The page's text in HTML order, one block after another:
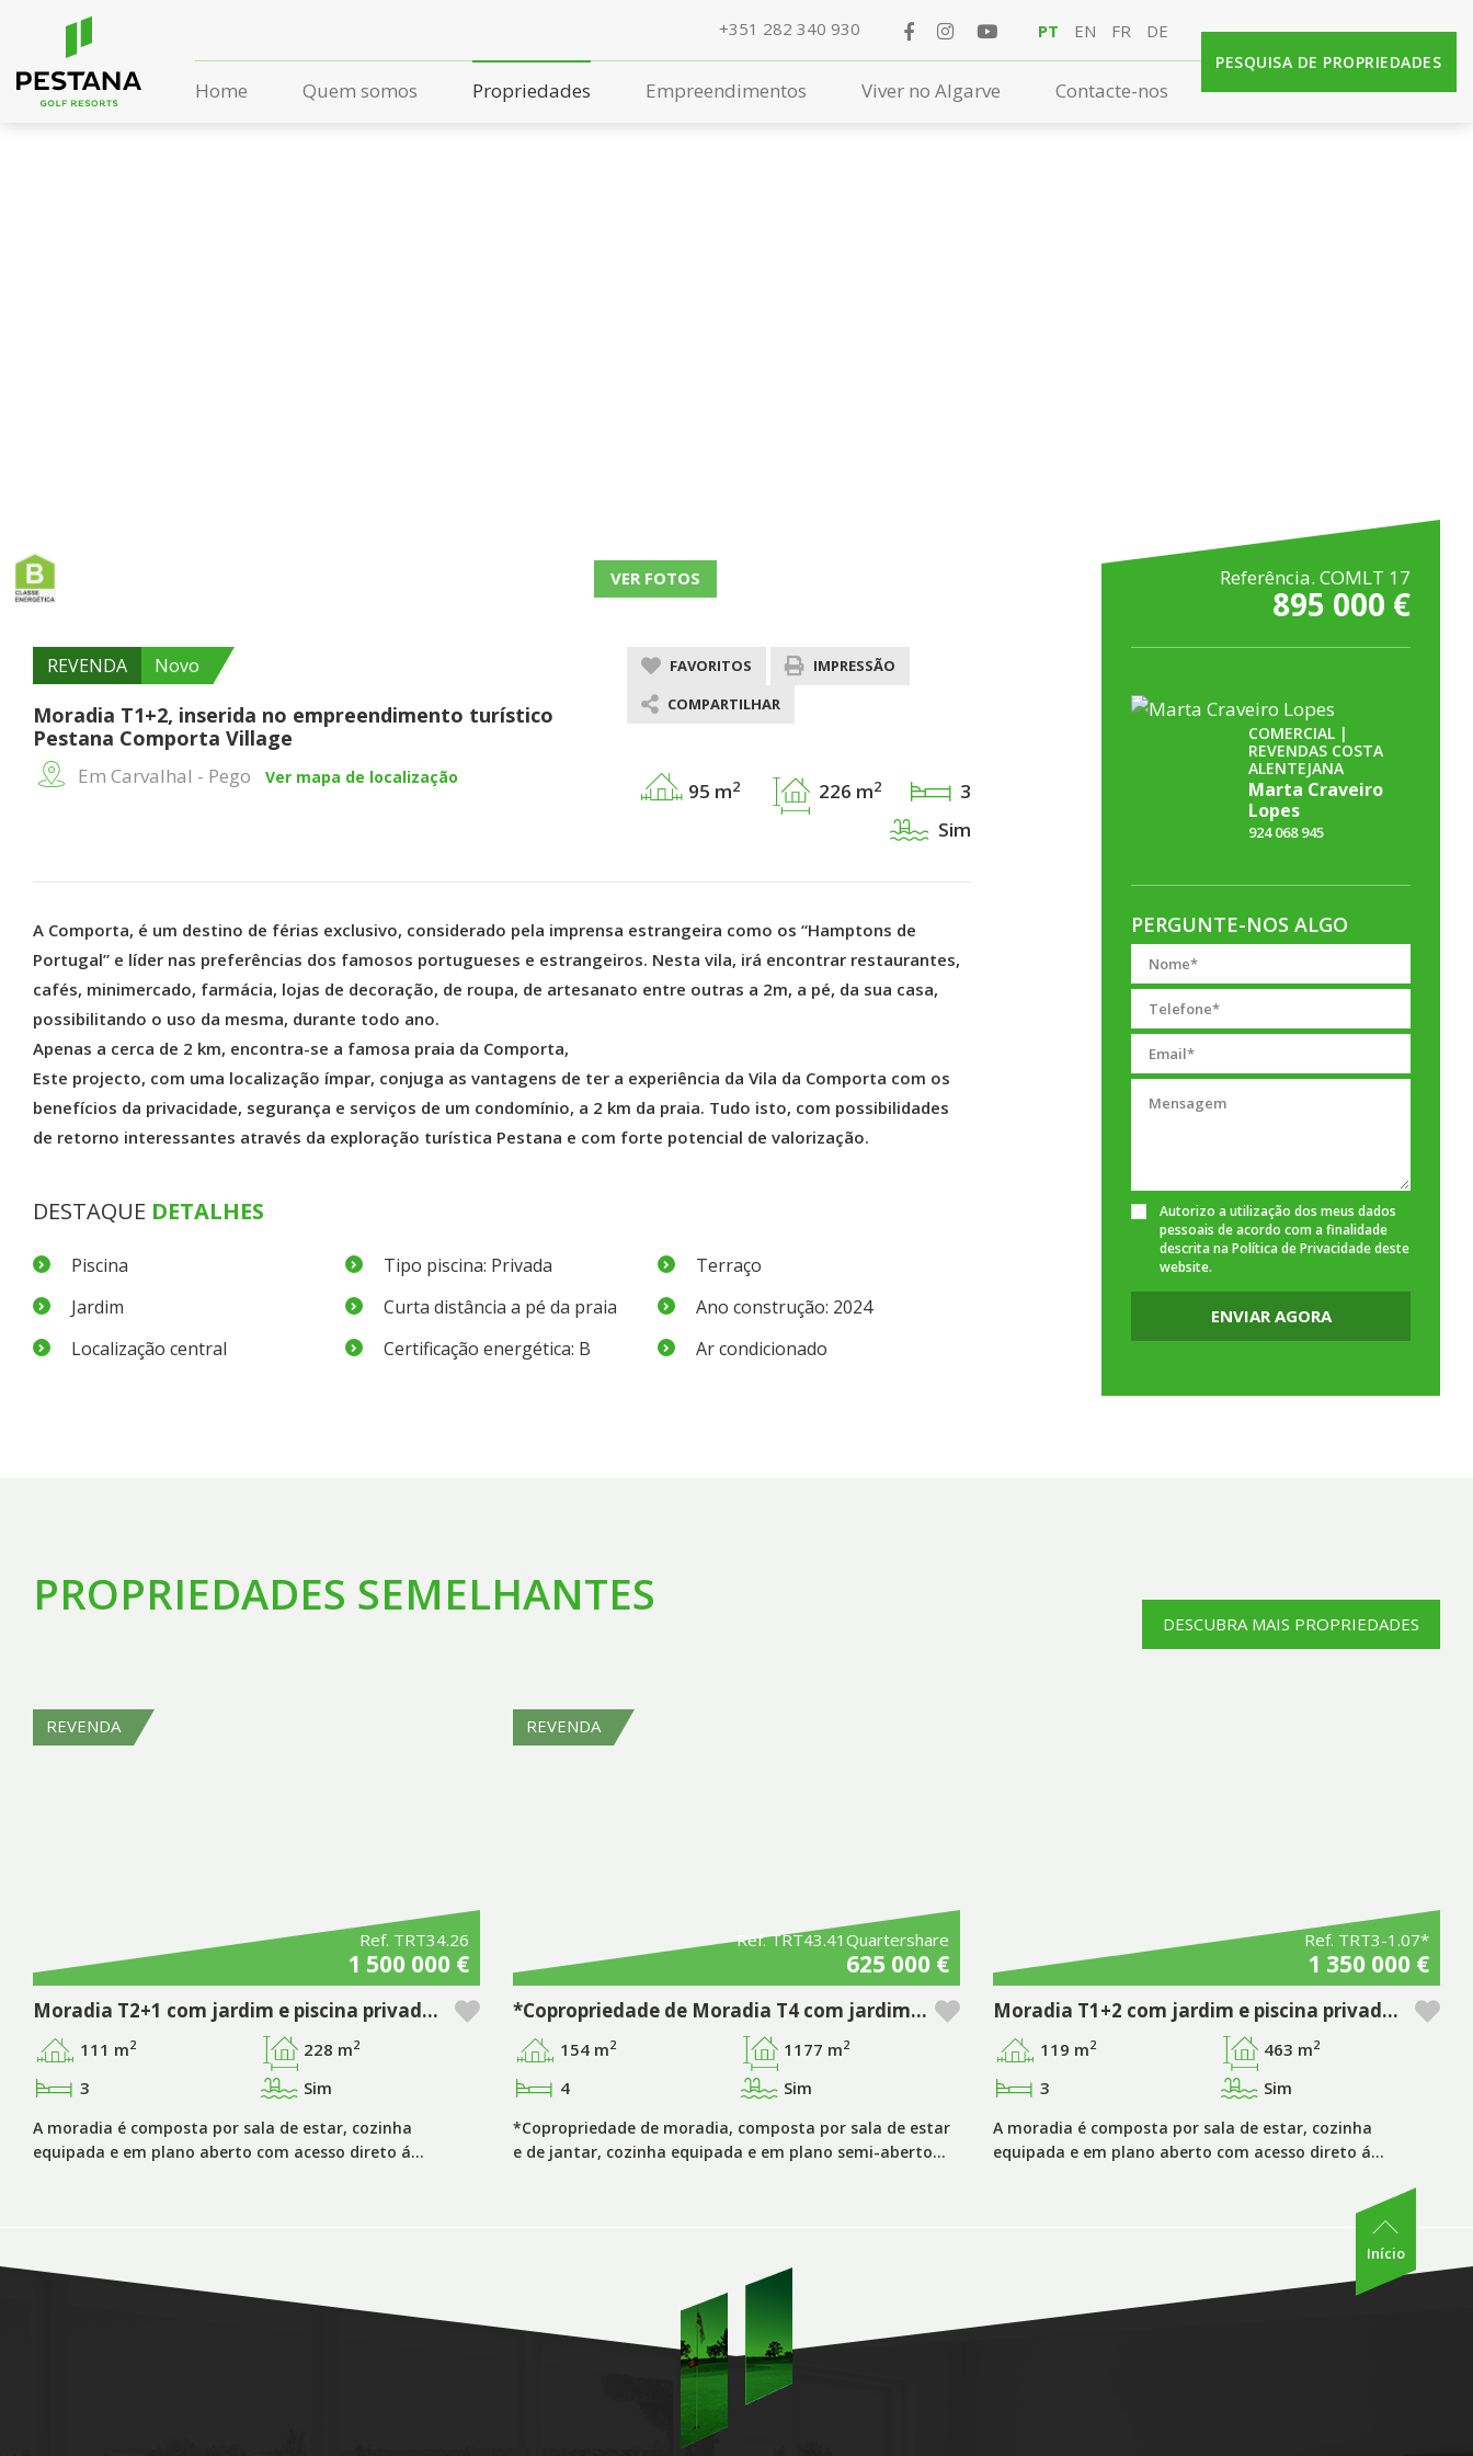
+351 282 340 930 PT EN FR DE
Home Quem somos Propriedades Empreendimentos Viver no Algarve Contacte-nos
PESQUISA DE PROPRIEDADES
VER FOTOS
REVENDA Novo
Moradia T1+2, inserida no empreendimento turístico
Pestana Comporta Village
Em Carvalhal - Pego Ver mapa de localização
FAVORITOS
IMPRESSÃO
COMPARTILHAR
95 m2 226 m2
3
Sim
A Comporta, é um destino de férias exclusivo, considerado pela imprensa estrangeira como os “Hamptons de
Portugal” e líder nas preferências dos famosos portugueses e estrangeiros. Nesta vila, irá encontrar restaurantes,
cafés, minimercado, farmácia, lojas de decoração, de roupa, de artesanato entre outras a 2m, a pé, da sua casa,
possibilitando o uso da mesma, durante todo ano.
Apenas a cerca de 2 km, encontra-se a famosa praia da Comporta,
Este projecto, com uma localização ímpar, conjuga as vantagens de ter a experiência da Vila da Comporta com os
benefícios da privacidade, segurança e serviços de um condomínio, a 2 km da praia. Tudo isto, com possibilidades
de retorno interessantes através da exploração turística Pestana e com forte potencial de valorização.
DESTAQUE DETALHES
Piscina Tipo piscina: Privada
Terraço
Jardim
Curta distância a pé da praia
Ano construção: 2024
Localização central
Certificação energética: B Ar condicionado
Referência. COMLT 17
895 000 €
COMERCIAL |
REVENDAS COSTA
ALENTEJANA
Marta Craveiro
Lopes
924 068 945
PERGUNTE-NOS ALGO
Autorizo a utilização dos meus dados
pessoais de acordo com a finalidade
descrita na Política de Privacidadedeste
website.
ENVIAR AGORA
PROPRIEDADES SEMELHANTES
DESCUBRA MAIS PROPRIEDADES
REVENDA
Ref. TRT34.26
1 500 000 €
Moradia T2+1 com jardim e piscina privada no empreendimento Pestana Tróia Eco Resort & Residences
111 m2 228 m2
3 Sim
A moradia é composta por sala de estar, cozinha
equipada e em plano aberto com acesso direto á…
REVENDA
Ref. TRT43.41Quartershare
625 000 €
*Copropriedade de Moradia T4 com jardim e piscina privada no empreendimento Pestana Tróia Eco Resort & Residences
154 m2 1177 m2
4 Sim
*Copropriedade de moradia, composta por sala de estar
e de jantar, cozinha equipada e em plano semi-aberto…
Ref. TRT3-1.07*
1 350 000 €
Moradia T1+2 com jardim e piscina privada no empreendimento Pestana Tróia Eco Resort & Residences
119 m2 463 m2
3 Sim
A moradia é composta por sala de estar, cozinha
equipada e em plano aberto com acesso direto á…
Início